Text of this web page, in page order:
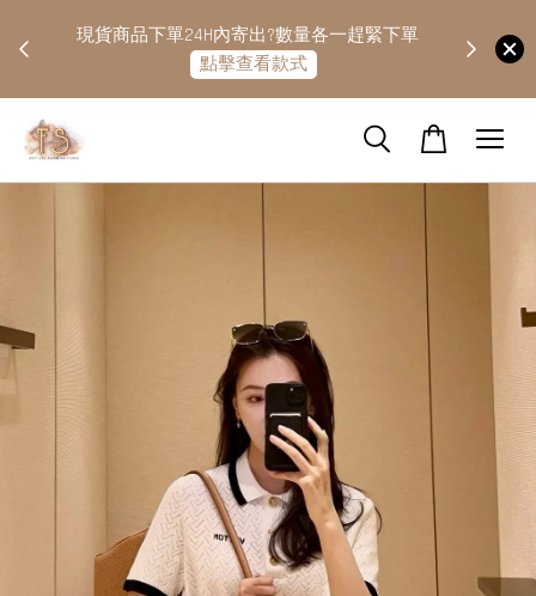
現貨商品下單24H內寄出?數量各一趕緊下單
點擊查看款式